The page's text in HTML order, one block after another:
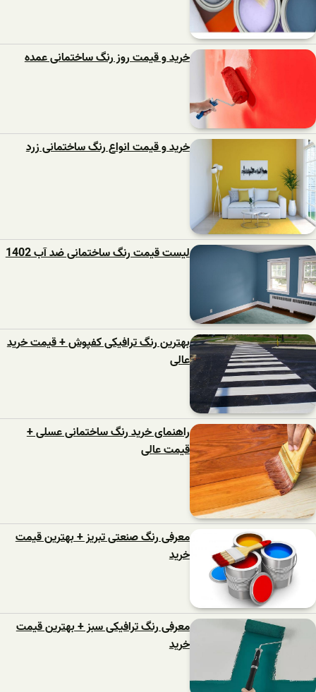
خرید و قیمت روز رنگ ساختمانی عمده
خرید و قیمت انواع رنگ ساختمانی زرد
لیست قیمت رنگ ساختمانی ضد آب 1402
بهترین رنگ ترافیکی کفپوش + قیمت خرید
عالی
راهنمای خرید رنگ ساختمانی عسلی +
قیمت عالی
معرفی رنگ صنعتی تبریز + بهترین قیمت
خرید
معرفی رنگ ترافیکی سبز + بهترین قیمت
خرید